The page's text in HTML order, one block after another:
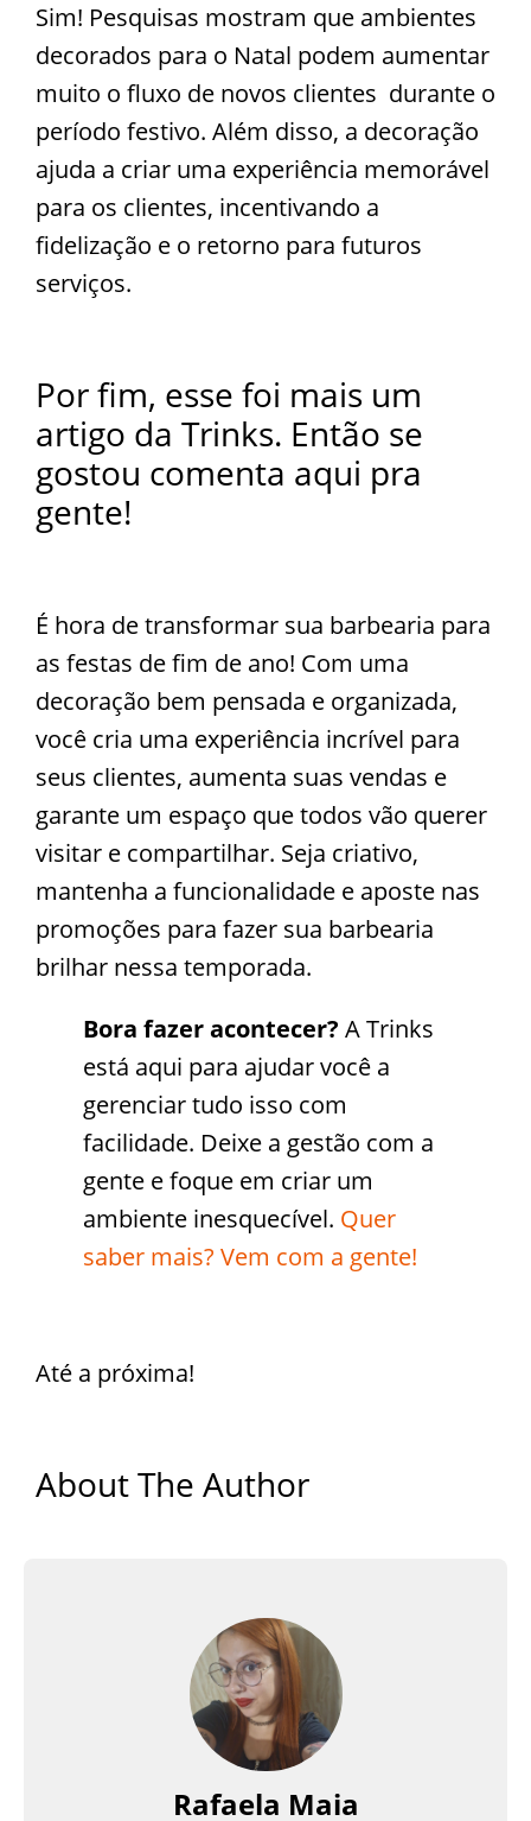
Sim! Pesquisas mostram que ambientes
decorados para o Natal podem aumentar
muito o fluxo de novos clientes durante o
período festivo. Além disso, a decoração
ajuda a criar uma experiência memorável
para os clientes, incentivando a
fidelização e o retorno para futuros
serviços.
Por fim, esse foi mais um
artigo da Trinks. Então se
gostou comenta aqui pra
gente!
É hora de transformar sua barbearia para
as festas de fim de ano! Com uma
decoração bem pensada e organizada,
você cria uma experiência incrível para
seus clientes, aumenta suas vendas e
garante um espaço que todos vão querer
visitar e compartilhar. Seja criativo,
mantenha a funcionalidade e aposte nas
promoções para fazer sua barbearia
brilhar nessa temporada.
Bora fazer acontecer? A Trinks
está aqui para ajudar você a
gerenciar tudo isso com
facilidade. Deixe a gestão com a
gente e foque em criar um
ambiente inesquecível. Quer
saber mais? Vem com a gente!
Até a próxima!
About The Author
Rafaela Maia